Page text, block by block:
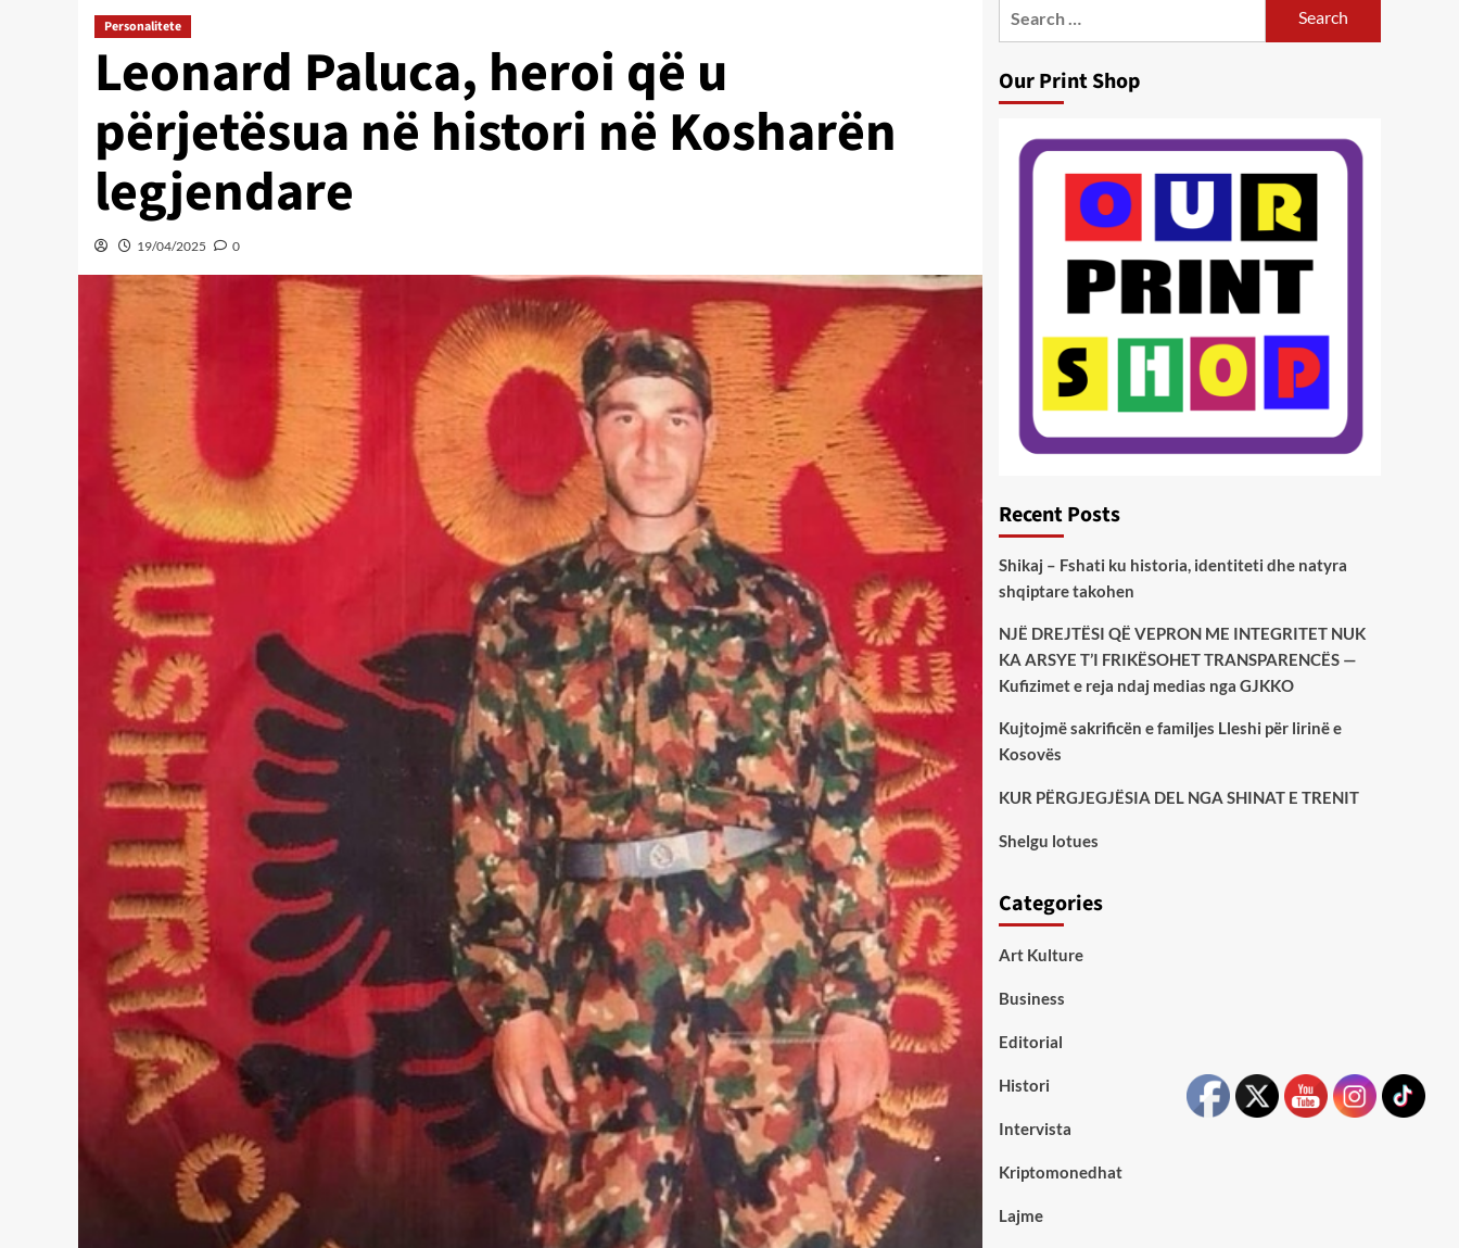
Personalitete
Leonard Paluca, heroi që u
përjetësua në histori në Kosharën
legjendare
19/04/2025 0
Our Print Shop
Recent Posts
Shikaj – Fshati ku historia, identiteti dhe natyra
shqiptare takohen
NJË DREJTËSI QË VEPRON ME INTEGRITET NUK
KA ARSYE T’I FRIKËSOHET TRANSPARENCËS —
Kufizimet e reja ndaj medias nga GJKKO
Kujtojmë sakrificën e familjes Lleshi për lirinë e
Kosovës
KUR PËRGJEGJËSIA DEL NGA SHINAT E TRENIT
Shelgu lotues
Categories
Art Kulture
Business
Editorial
Histori
Intervista
Kriptomonedhat
Lajme